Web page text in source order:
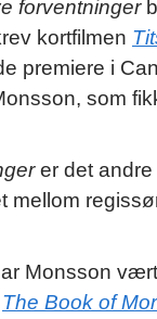
forventninger
kortfilmen
premiere i
som
er det andre
mellom
Monsson
The Book of